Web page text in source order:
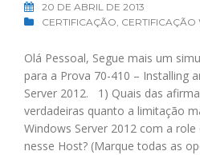
20 DE ABRIL DE 2013
CERTIFICAÇÃO, CERTIFICAÇÃO
Olá Pessoal, Segue mais um
para a Prova 70-410 – Installing
Server 2012. 1) Quais das
verdadeiras quanto a limitação
Windows Server 2012 com a
nesse Host? (Marque todas as